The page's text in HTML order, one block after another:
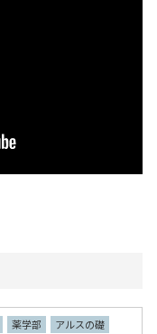
薬学部 アルスの礎